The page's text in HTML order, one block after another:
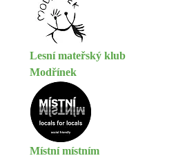
Lesní mateřský klub
Modřínek
Místní místním